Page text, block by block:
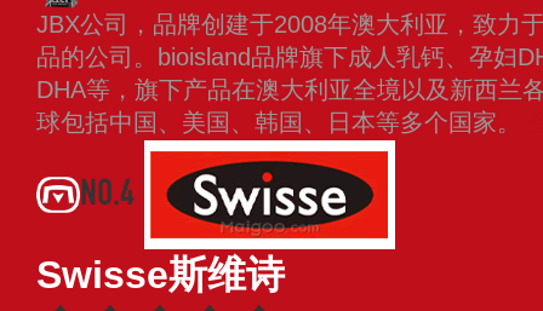
JBX公司，品牌创建于2008年澳大利亚，致力
品的公司。bioisland品牌旗下成人乳钙、孕妇
DHA等，旗下产品在澳大利亚全境以及新西兰
球包括中国、美国、韩国、日本等多个国家。
NO.4
Swisse斯维诗